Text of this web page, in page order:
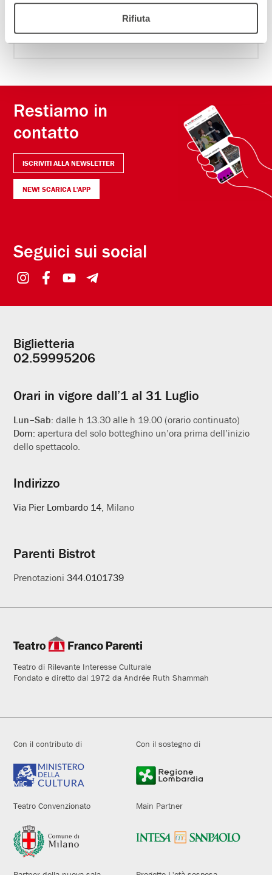
Rifiuta
Restiamo in
contatto
ISCRIVITI ALLA NEWSLETTER
NEW! SCARICA L'APP
Seguici sui social
Informazioni
utili
Biglietteria
02.59995206
Orari in vigore dall’1 al 31 Luglio
Lun–Sab:dalle h 13.30 alle h 19.00 (orario continuato)
Dom:apertura del solo botteghino un’ora prima dell’inizio
dello spettacolo.
Indirizzo
Via Pier Lombardo 14 , Milano
Parenti Bistrot
Prenotazioni344.0101739
Teatro di Rilevante Interesse Culturale
Fondato e diretto dal 1972 da Andrée Ruth Shammah
Con il contributo di Con il sostegno di
Teatro Convenzionato Main Partner